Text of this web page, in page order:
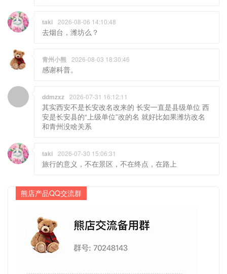
taki 2026-08-06 14:10:48
去烟台，潍坊么？
青州小熊 2026-08-03 18:30:46
感谢科普。
ddmzxz 2026-07-31 16:12:11
其实西安不是长安改名改来的 长安一直是县级单位 西
安是长安县的“上级单位”改的名 就好比如果潍坊改名
和青州没啥关系
taki 2026-07-30 15:06:31
旅行的意义，不在景区，不在终点，在路上
熊店产品QQ交流群